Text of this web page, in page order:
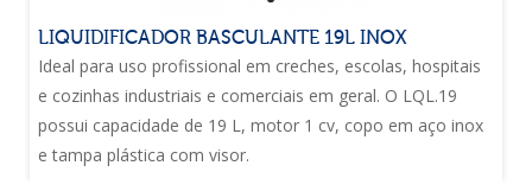
LIQUIDIFICADOR BASCULANTE 19L INOX
Ideal para uso profissional em creches, escolas, hospitais
e cozinhas industriais e comerciais em geral. O LQL.19
possui capacidade de 19 L, motor 1 cv, copo em aço inox
e tampa plástica com visor.